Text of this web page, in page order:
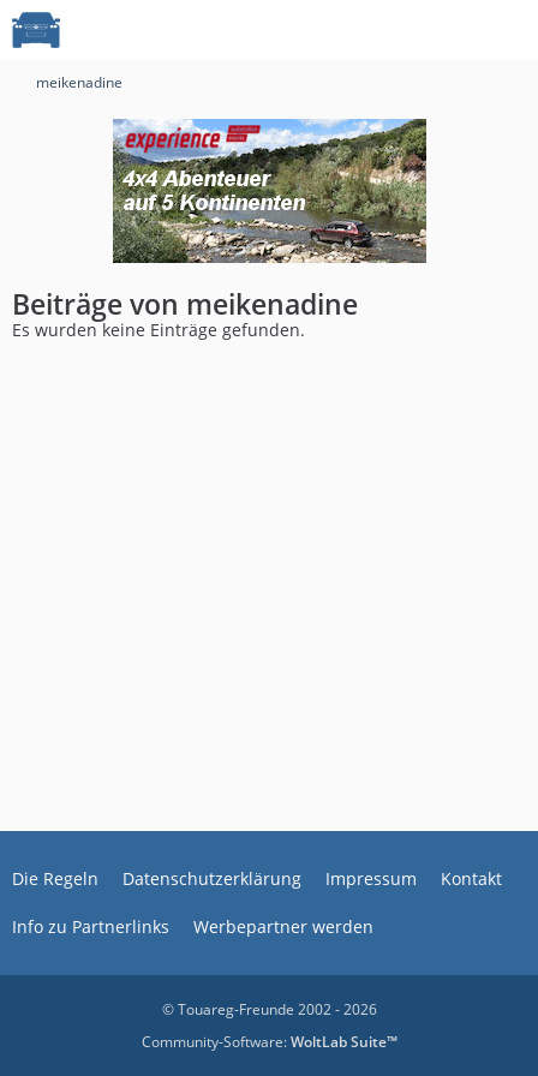
meikenadine
Beiträge von meikenadine
Es wurden keine Einträge gefunden.
Die Regeln Datenschutzerklärung Impressum Kontakt
Info zu Partnerlinks Werbepartner werden
© Touareg-Freunde 2002 - 2026
Community-Software:WoltLab Suite™